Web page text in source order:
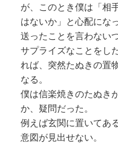
が、このとき僕は「相
はないか」と心配になっ
送ったことを言わない
サプライズなことをし
れば、突然たぬきの置
なる。
僕は信楽焼きのたぬき
か、疑問だった。
例えば玄関に置いてあ
意図が見出せない。